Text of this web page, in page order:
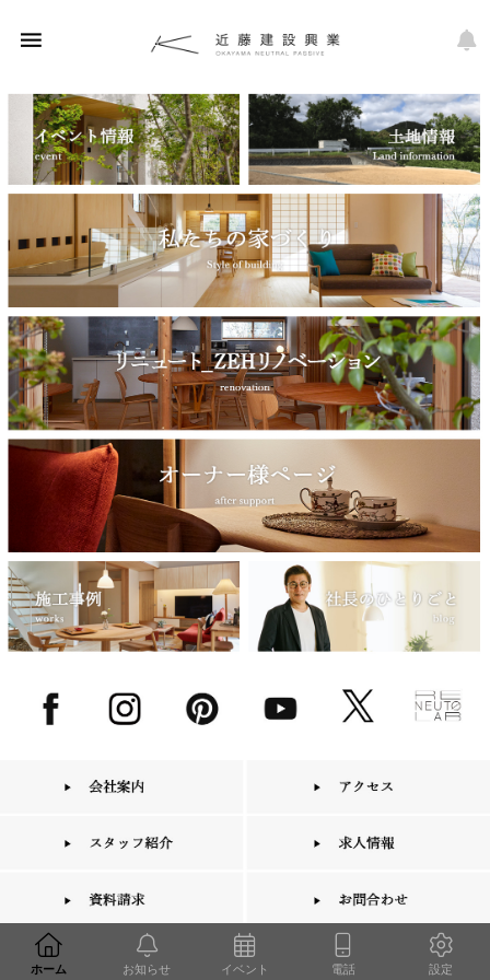
ホーム お知らせ イベント 電話 設定